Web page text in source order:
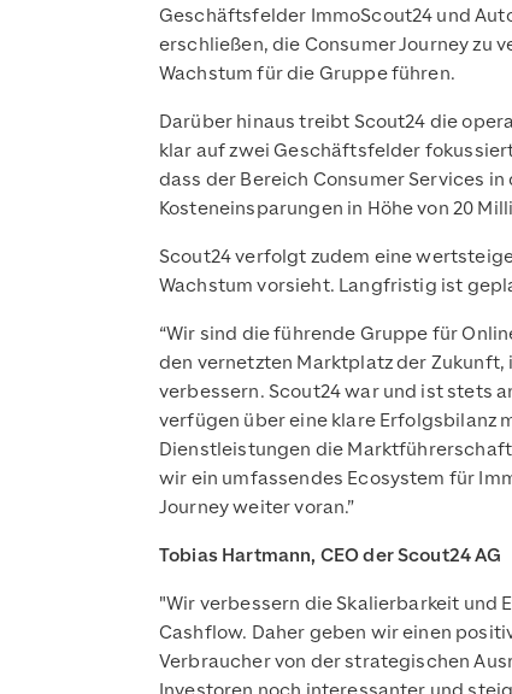
Geschäftsfelder ImmoScout24 und
erschließen, die Consumer Journey zu
Wachstum für die Gruppe führen.
Darüber hinaus treibt Scout24 die
klar auf zwei Geschäftsfelder
dass der Bereich Consumer Services
Kosteneinsparungen in Höhe von 20
Scout24 verfolgt zudem eine
Wachstum vorsieht. Langfristig ist
“Wir sind die führende Gruppe für
den vernetzten Marktplatz der
verbessern. Scout24 war und ist stets
verfügen über eine klare Erfolgsbilanz
Dienstleistungen die
wir ein umfassendes Ecosystem für
Journey weiter voran.”
Tobias Hartmann, CEO der Scout24 AG
"Wir verbessern die Skalierbarkeit und
Cashflow. Daher geben wir einen
Verbraucher von der strategischen